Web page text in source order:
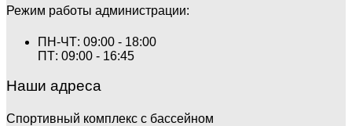
Режим работы администрации:
ПН-ЧТ: 09:00 - 18:00
ПТ: 09:00 - 16:45
Наши адреса
Спортивный комплекс с бассейном